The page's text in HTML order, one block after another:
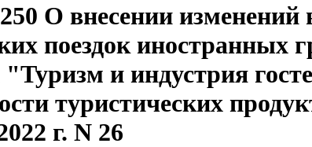
О внесении изменений
поездок
"Туризм и индустрия
туристических
г. N 26